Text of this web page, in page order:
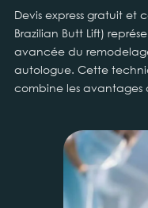
Devis express gratuit et
Brazilian Butt Lift)
avancée du
autologue. Cette
combine les avantages